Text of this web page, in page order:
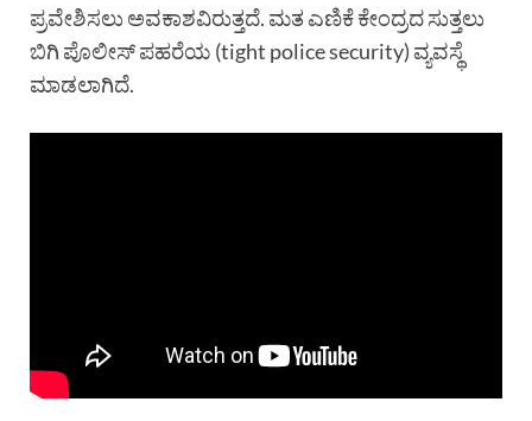
ಪ್ರವೇಶಿಸಲು ಅವಕಾಶವಿರುತ್ತದೆ. ಮತ ಎಣಿಕೆ ಕೇಂದ್ರದ ಸುತ್ತಲು
ಬಿಗಿ ಪೊಲೀಸ್ ಪಹರೆಯ (tight police security) ವ್ಯವಸ್ಥೆ
ಮಾಡಲಾಗಿದೆ.